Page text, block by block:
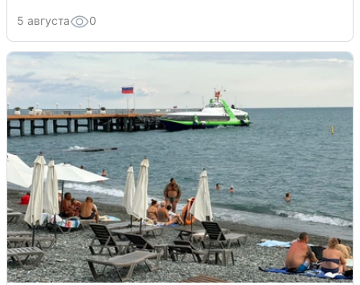
5 августа 0